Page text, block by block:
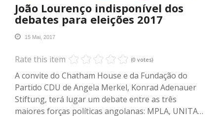
João Lourenço indisponível dos
debates para eleições 2017
15 Mai, 2017
Rate this item (0 votes)
A convite do Chatham House e da Fundação do
Partido CDU de Angela Merkel, Konrad Adenauer
Stiftung, terá lugar um debate entre as três
maiores forças políticas angolanas: MPLA, UNITA…